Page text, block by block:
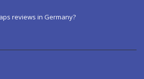
reviews in Germany?